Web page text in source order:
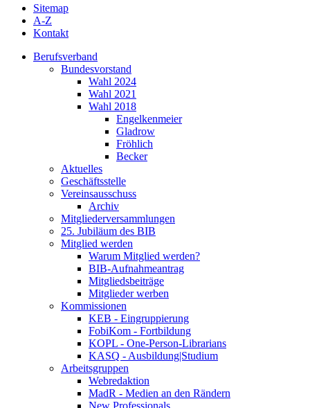
Sitemap
A-Z
Kontakt
Berufsverband
Bundesvorstand
Wahl 2024
Wahl 2021
Wahl 2018
Engelkenmeier
Gladrow
Fröhlich
Becker
Aktuelles
Geschäftsstelle
Vereinsausschuss
Archiv
Mitgliederversammlungen
25. Jubiläum des BIB
Mitglied werden
Warum Mitglied werden?
BIB-Aufnahmeantrag
Mitgliedsbeiträge
Mitglieder werben
Kommissionen
KEB - Eingruppierung
FobiKom - Fortbildung
KOPL - One-Person-Librarians
KASQ - Ausbildung|Studium
Arbeitsgruppen
Webredaktion
MadR - Medien an den Rändern
New Professionals